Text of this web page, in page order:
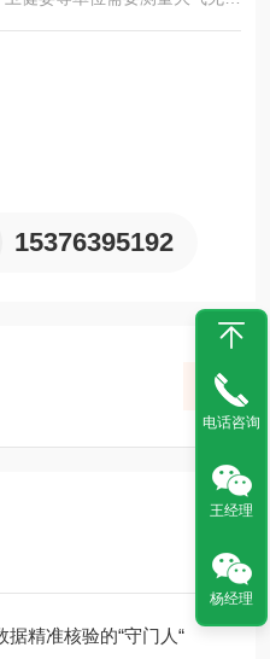
要测量车间和烟囱高浓度VOC
15376395192
精准核验的“守门人“
电话咨询
王经理
杨经理